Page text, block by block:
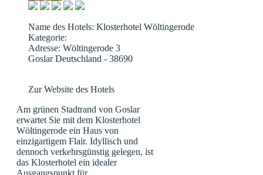
Name des Hotels: Klosterhotel Wöltingerode
Kategorie:
Adresse: Wöltingerode 3
Goslar Deutschland - 38690
Zur Website des Hotels
Am grünen Stadtrand von Goslar
erwartet Sie mit dem Klosterhotel
Wöltingerode ein Haus von
einzigartigem Flair. Idyllisch und
dennoch verkehrsgünstig gelegen, ist
das Klosterhotel ein idealer